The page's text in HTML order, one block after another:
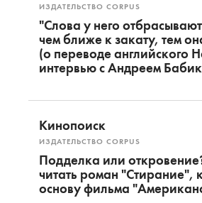
ИЗДАТЕЛЬСТВО CORPUS
"Слова у него
чем ближе к закату, тем
(о переводе английского
интервью с Андреем
Кинопоиск
ИЗДАТЕЛЬСТВО CORPUS
Подделка или
читать роман "Стирание",
основу фильма